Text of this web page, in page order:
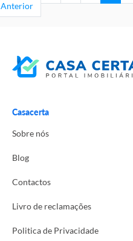
Anterior
Casacerta
Sobre nós
Blog
Contactos
Livro de reclamações
Politica de Privacidade